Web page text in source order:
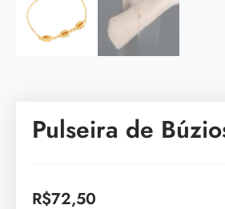
Pulseira de
R$72,50